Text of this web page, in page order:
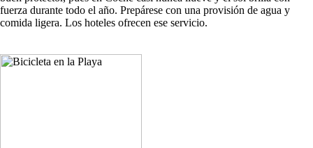
fuerza durante todo el año. Prepárese con una provisión de agua y
comida ligera. Los hoteles ofrecen ese servicio.